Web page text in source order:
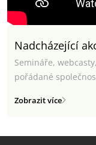
Nadcházející
Semináře,
pořádané
Zobrazit více